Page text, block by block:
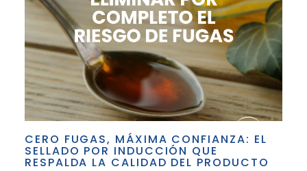
CERO FUGAS, MÁXIMA CONFIANZA: EL
SELLADO POR INDUCCIÓN QUE
RESPALDA LA CALIDAD DEL PRODUCTO